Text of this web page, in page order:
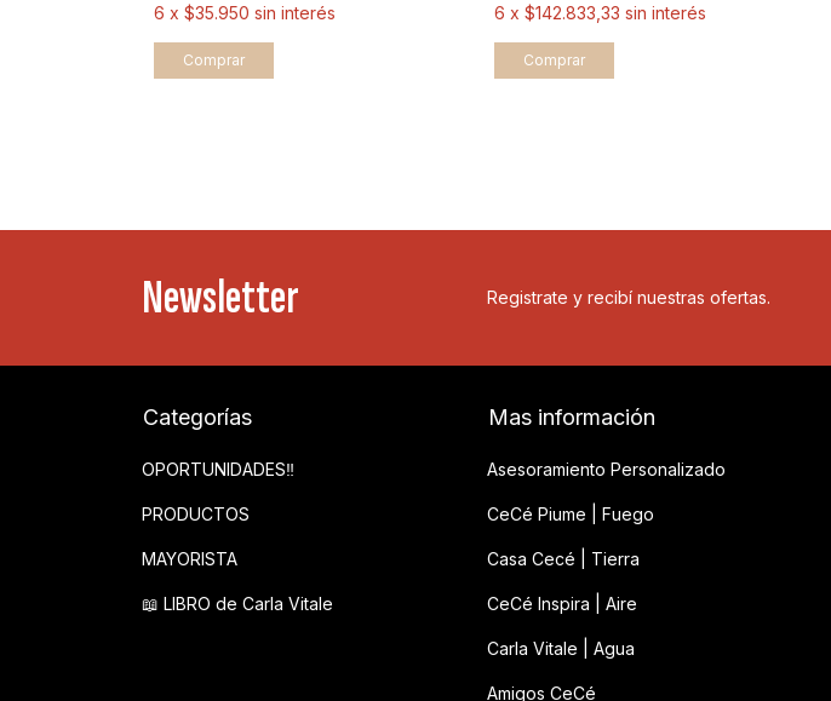
6 x $35.950 sin interés
Comprar
6 x$142.833,33 sin interés
Newsletter Registrate y recibí nuestras ofertas.
Categorías
OPORTUNIDADES‼️
PRODUCTOS
MAYORISTA
📖 LIBRO de Carla Vitale
Mas información
Asesoramiento Personalizado
CeCé Piume | Fuego
Casa Cecé | Tierra
CeCé Inspira | Aire
Carla Vitale | Agua
Amigos CeCé